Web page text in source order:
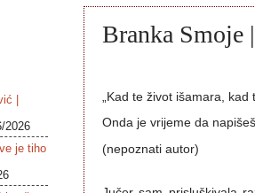
Branka
„Kad te život išamara,
Onda je vrijeme da
(nepoznati autor)
|
2026
je tiho